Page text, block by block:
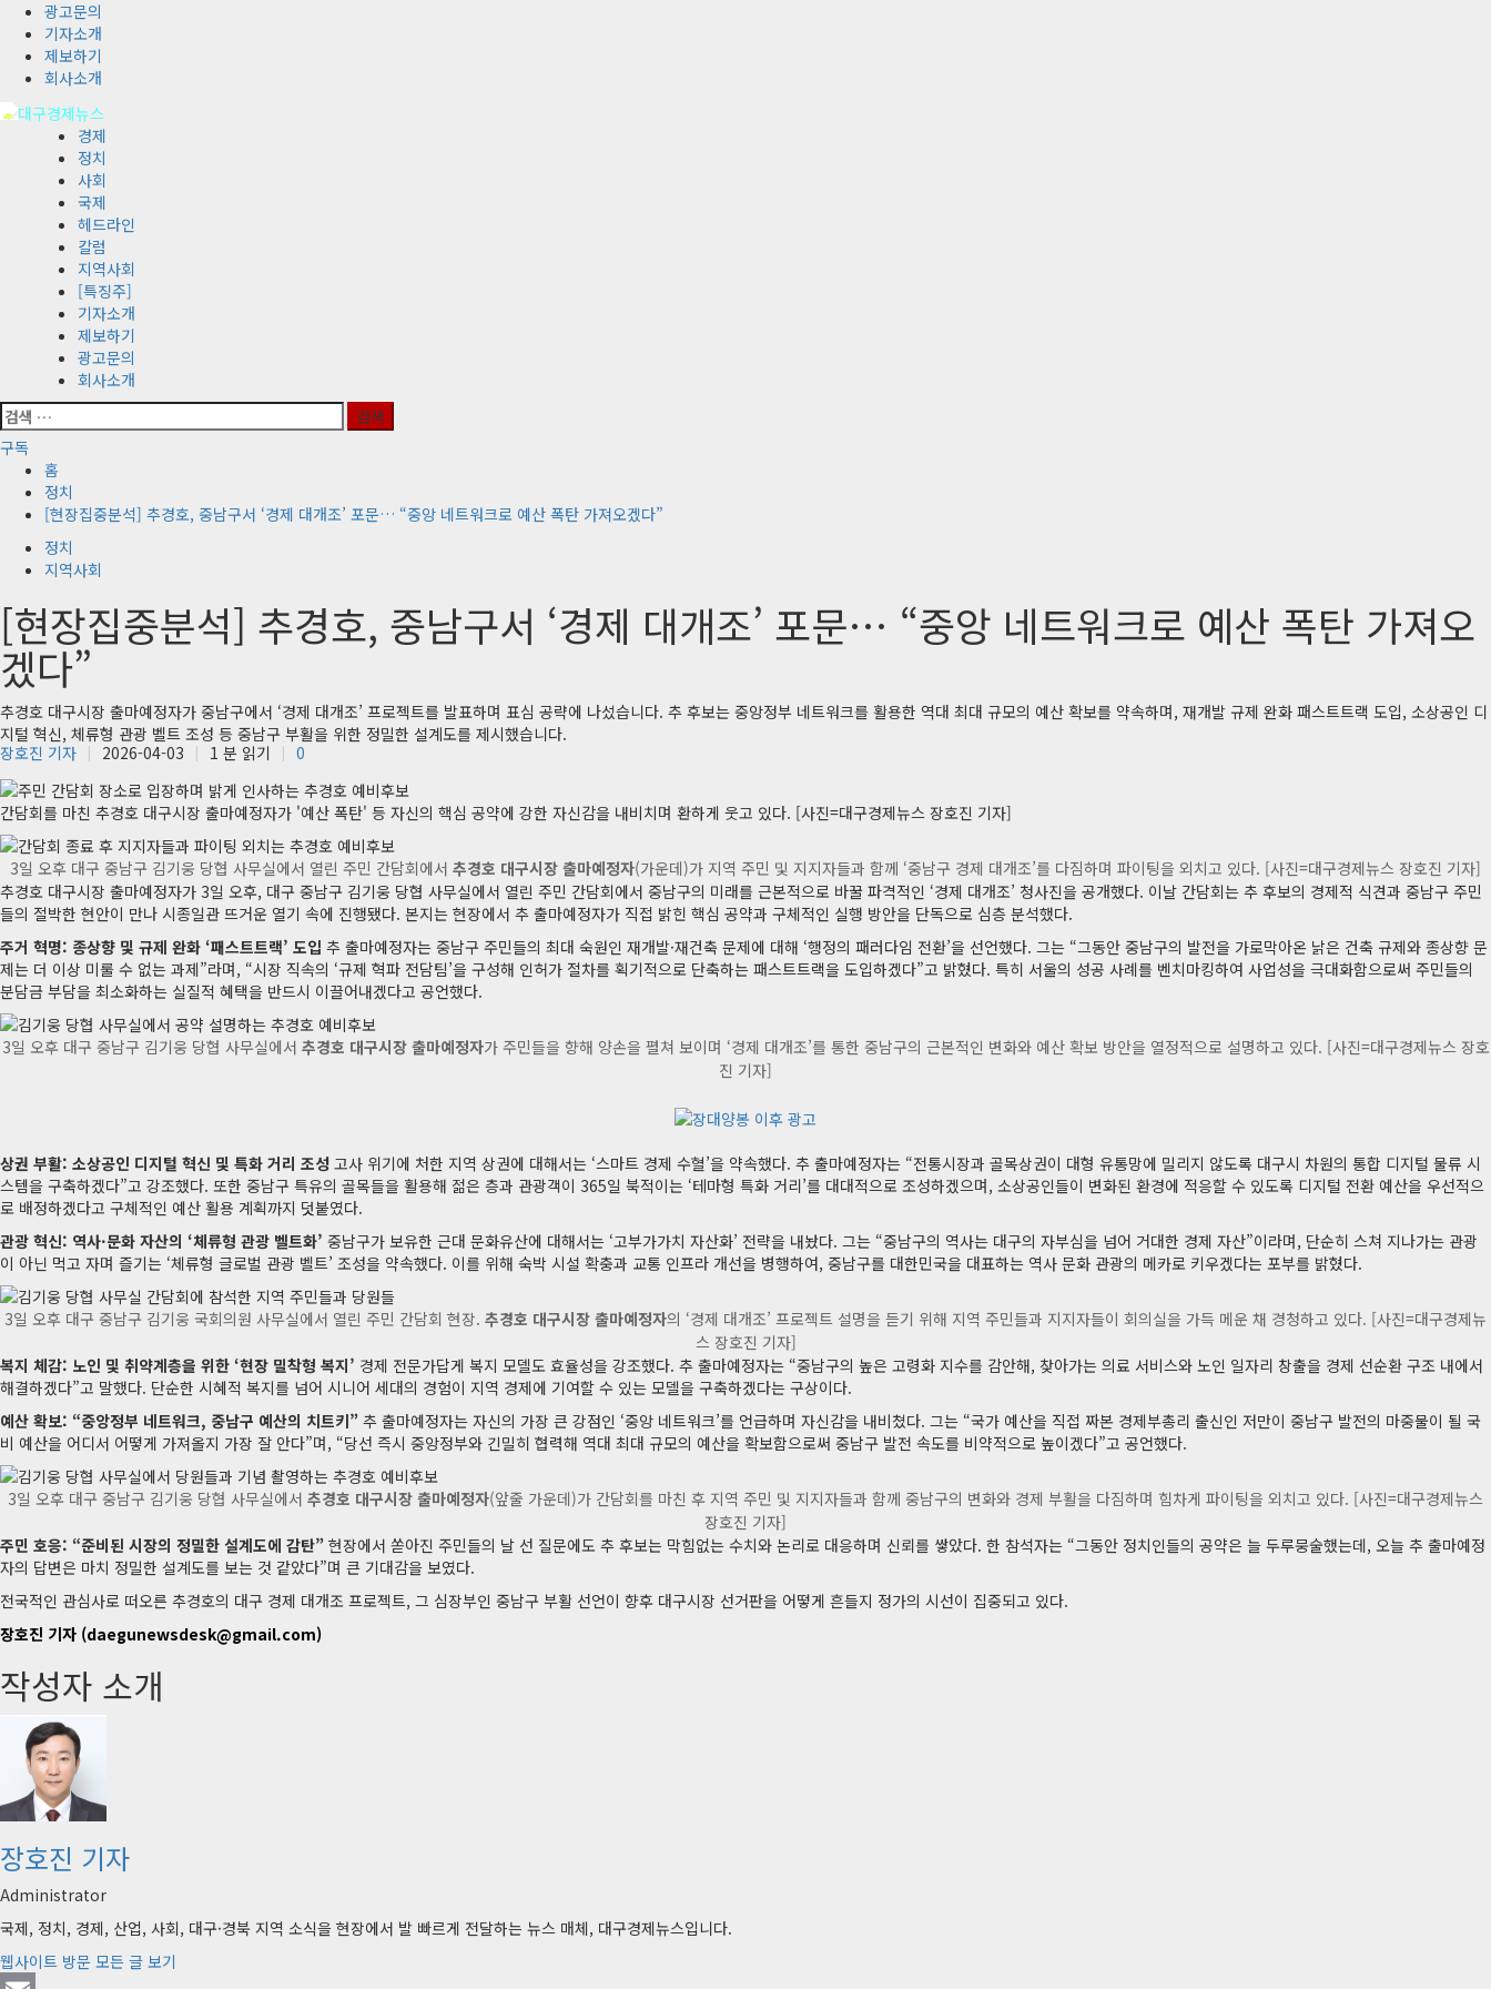
로
광고문의
기자소개
제보하기
회사소개
경제
정치
사회
국제
헤드라인
칼럼
지역사회
[특징주]
기자소개
제보하기
광고문의
회사소개
검
색:
구독
홈
정치
[현장집중분석] 추경호, 중남구서 ‘경제 대개조’ 포문… “중앙 네트워크로 예산 폭탄 가져오겠다”
정치
지역사회
[현장집중분석] 추경호, 중남구서 ‘경제 대개조’ 포문… “중앙 네트워크로 예산 폭탄 가져오
겠다”
추경호 대구시장 출마예정자가 중남구에서 ‘경제 대개조’ 프로젝트를 발표하며 표심 공략에 나섰습니다. 추 후보는 중앙정부 네트워크를 활용한 역대 최대 규모의 예산 확보를 약속하며, 재개발 규제 완화 패스트트랙 도입, 소상공인 디
지털 혁신, 체류형 관광 벨트 조성 등 중남구 부활을 위한 정밀한 설계도를 제시했습니다.
장호진 기자
2026-04-03 1 분 읽기 0
간담회를 마친 추경호 대구시장 출마예정자가 '예산 폭탄' 등 자신의 핵심 공약에 강한 자신감을 내비치며 환하게 웃고 있다. [사진=대구경제뉴스 장호진 기자]
3일 오후 대구 중남구 김기웅 당협 사무실에서 열린 주민 간담회에서 추경호 대구시장 출마예정자(가운데)가 지역 주민 및 지지자들과 함께 ‘중남구 경제 대개조’를 다짐하며 파이팅을 외치고 있다. [사진=대구경제뉴스 장호진 기자]
추경호 대구시장 출마예정자가 3일 오후, 대구 중남구 김기웅 당협 사무실에서 열린 주민 간담회에서 중남구의 미래를 근본적으로 바꿀 파격적인 ‘경제 대개조’ 청사진을 공개했다. 이날 간담회는 추 후보의 경제적 식견과 중남구 주민
들의 절박한 현안이 만나 시종일관 뜨거운 열기 속에 진행됐다. 본지는 현장에서 추 출마예정자가 직접 밝힌 핵심 공약과 구체적인 실행 방안을 단독으로 심층 분석했다.
주거 혁명: 종상향 및 규제 완화 ‘패스트트랙’ 도입 추 출마예정자는 중남구 주민들의 최대 숙원인 재개발·재건축 문제에 대해 ‘행정의 패러다임 전환’을 선언했다. 그는 “그동안 중남구의 발전을 가로막아온 낡은 건축 규제와 종상향 문
제는 더 이상 미룰 수 없는 과제”라며, “시장 직속의 ‘규제 혁파 전담팀’을 구성해 인허가 절차를 획기적으로 단축하는 패스트트랙을 도입하겠다”고 밝혔다. 특히 서울의 성공 사례를 벤치마킹하여 사업성을 극대화함으로써 주민들의
분담금 부담을 최소화하는 실질적 혜택을 반드시 이끌어내겠다고 공언했다.
3일 오후 대구 중남구 김기웅 당협 사무실에서 추경호 대구시장 출마예정자가 주민들을 향해 양손을 펼쳐 보이며 ‘경제 대개조’를 통한 중남구의 근본적인 변화와 예산 확보 방안을 열정적으로 설명하고 있다. [사진=대구경제뉴스 장호
진 기자]
상권 부활: 소상공인 디지털 혁신 및 특화 거리 조성 고사 위기에 처한 지역 상권에 대해서는 ‘스마트 경제 수혈’을 약속했다. 추 출마예정자는 “전통시장과 골목상권이 대형 유통망에 밀리지 않도록 대구시 차원의 통합 디지털 물류 시
스템을 구축하겠다”고 강조했다. 또한 중남구 특유의 골목들을 활용해 젊은 층과 관광객이 365일 북적이는 ‘테마형 특화 거리’를 대대적으로 조성하겠으며, 소상공인들이 변화된 환경에 적응할 수 있도록 디지털 전환 예산을 우선적으
로 배정하겠다고 구체적인 예산 활용 계획까지 덧붙였다.
관광 혁신: 역사·문화 자산의 ‘체류형 관광 벨트화’ 중남구가 보유한 근대 문화유산에 대해서는 ‘고부가가치 자산화’ 전략을 내놨다. 그는 “중남구의 역사는 대구의 자부심을 넘어 거대한 경제 자산”이라며, 단순히 스쳐 지나가는 관광
이 아닌 먹고 자며 즐기는 ‘체류형 글로벌 관광 벨트’ 조성을 약속했다. 이를 위해 숙박 시설 확충과 교통 인프라 개선을 병행하여, 중남구를 대한민국을 대표하는 역사 문화 관광의 메카로 키우겠다는 포부를 밝혔다.
3일 오후 대구 중남구 김기웅 국회의원 사무실에서 열린 주민 간담회 현장. 추경호 대구시장 출마예정자의 ‘경제 대개조’ 프로젝트 설명을 듣기 위해 지역 주민들과 지지자들이 회의실을 가득 메운 채 경청하고 있다. [사진=대구경제뉴
스 장호진 기자]
복지 체감: 노인 및 취약계층을 위한 ‘현장 밀착형 복지’ 경제 전문가답게 복지 모델도 효율성을 강조했다. 추 출마예정자는 “중남구의 높은 고령화 지수를 감안해, 찾아가는 의료 서비스와 노인 일자리 창출을 경제 선순환 구조 내에서
해결하겠다”고 말했다. 단순한 시혜적 복지를 넘어 시니어 세대의 경험이 지역 경제에 기여할 수 있는 모델을 구축하겠다는 구상이다.
예산 확보: “중앙정부 네트워크, 중남구 예산의 치트키” 추 출마예정자는 자신의 가장 큰 강점인 ‘중앙 네트워크’를 언급하며 자신감을 내비쳤다. 그는 “국가 예산을 직접 짜본 경제부총리 출신인 저만이 중남구 발전의 마중물이 될 국
비 예산을 어디서 어떻게 가져올지 가장 잘 안다”며, “당선 즉시 중앙정부와 긴밀히 협력해 역대 최대 규모의 예산을 확보함으로써 중남구 발전 속도를 비약적으로 높이겠다”고 공언했다.
3일 오후 대구 중남구 김기웅 당협 사무실에서 추경호 대구시장 출마예정자(앞줄 가운데)가 간담회를 마친 후 지역 주민 및 지지자들과 함께 중남구의 변화와 경제 부활을 다짐하며 힘차게 파이팅을 외치고 있다. [사진=대구경제뉴스
장호진 기자]
주민 호응: “준비된 시장의 정밀한 설계도에 감탄” 현장에서 쏟아진 주민들의 날 선 질문에도 추 후보는 막힘없는 수치와 논리로 대응하며 신뢰를 쌓았다. 한 참석자는 “그동안 정치인들의 공약은 늘 두루뭉술했는데, 오늘 추 출마예정
자의 답변은 마치 정밀한 설계도를 보는 것 같았다”며 큰 기대감을 보였다.
전국적인 관심사로 떠오른 추경호의 대구 경제 대개조 프로젝트, 그 심장부인 중남구 부활 선언이 향후 대구시장 선거판을 어떻게 흔들지 정가의 시선이 집중되고 있다.
장호진 기자 (daegunewsdesk@gmail.com)
작성자 소개
장호진 기자
Administrator
국제, 정치, 경제, 산업, 사회, 대구·경북 지역 소식을 현장에서 발 빠르게 전달하는 뉴스 매체, 대구경제뉴스입니다.
웹사이트 방문 모든 글 보기